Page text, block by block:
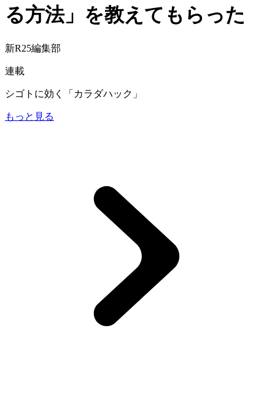
る方法」を教えてもらった
新R25編集部
連載
シゴトに効く「カラダハック」
もっと見る